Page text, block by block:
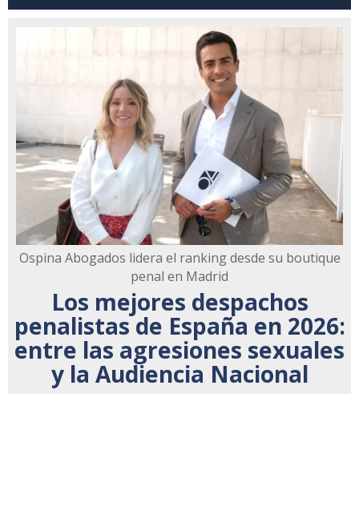
Ospina Abogados lidera el ranking desde su boutique
penal en Madrid
Los mejores despachos
penalistas de España en 2026:
entre las agresiones sexuales
y la Audiencia Nacional